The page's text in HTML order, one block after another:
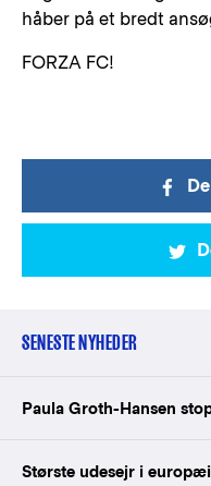
håber på et bredt
FORZA FC!
SENESTE NYHEDER
Paula Groth-Hansen
Største udesejr i